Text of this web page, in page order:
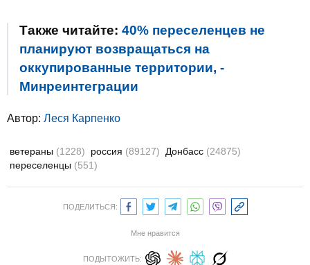
Также читайте: 40% переселенцев не
планируют возвращаться на
оккупированные территории, -
Минреинтеграции
Автор: Леся Карпенко
ветераны (1228) россия (89127) Донбасс (24875)
переселенцы (551)
ПОДЕЛИТЬСЯ:
Мне нравится
ПОДЫТОЖИТЬ: